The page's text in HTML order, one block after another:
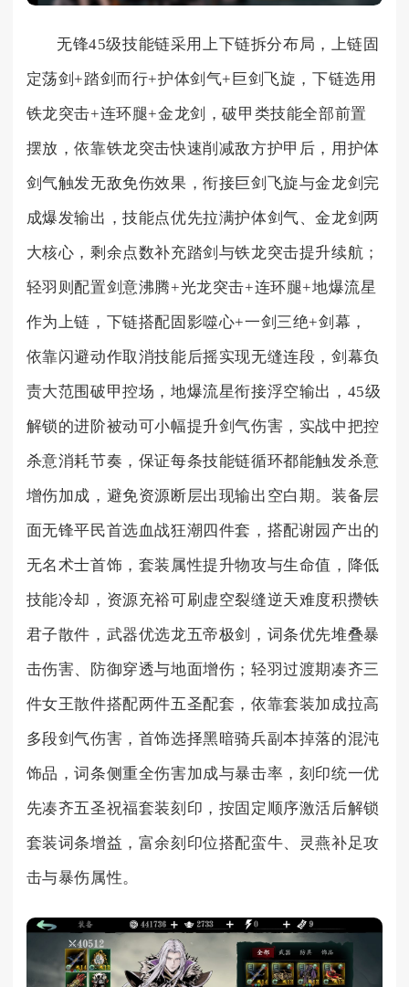
无锋45级技能链采用上下链拆分布局，上链固
定荡剑+踏剑而行+护体剑气+巨剑飞旋，下链选用
铁龙突击+连环腿+金龙剑，破甲类技能全部前置
摆放，依靠铁龙突击快速削减敌方护甲后，用护体
剑气触发无敌免伤效果，衔接巨剑飞旋与金龙剑完
成爆发输出，技能点优先拉满护体剑气、金龙剑两
大核心，剩余点数补充踏剑与铁龙突击提升续航；
轻羽则配置剑意沸腾+光龙突击+连环腿+地爆流星
作为上链，下链搭配固影噬心+一剑三绝+剑幕，
依靠闪避动作取消技能后摇实现无缝连段，剑幕负
责大范围破甲控场，地爆流星衔接浮空输出，45级
解锁的进阶被动可小幅提升剑气伤害，实战中把控
杀意消耗节奏，保证每条技能链循环都能触发杀意
增伤加成，避免资源断层出现输出空白期。装备层
面无锋平民首选血战狂潮四件套，搭配谢园产出的
无名术士首饰，套装属性提升物攻与生命值，降低
技能冷却，资源充裕可刷虚空裂缝逆天难度积攒铁
君子散件，武器优选龙五帝极剑，词条优先堆叠暴
击伤害、防御穿透与地面增伤；轻羽过渡期凑齐三
件女王散件搭配两件五圣配套，依靠套装加成拉高
多段剑气伤害，首饰选择黑暗骑兵副本掉落的混沌
饰品，词条侧重全伤害加成与暴击率，刻印统一优
先凑齐五圣祝福套装刻印，按固定顺序激活后解锁
套装词条增益，富余刻印位搭配蛮牛、灵燕补足攻
击与暴伤属性。